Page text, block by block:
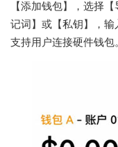
【添加钱包】，选择【
记词 】或【私钥 】，
支持用户连接硬件钱包